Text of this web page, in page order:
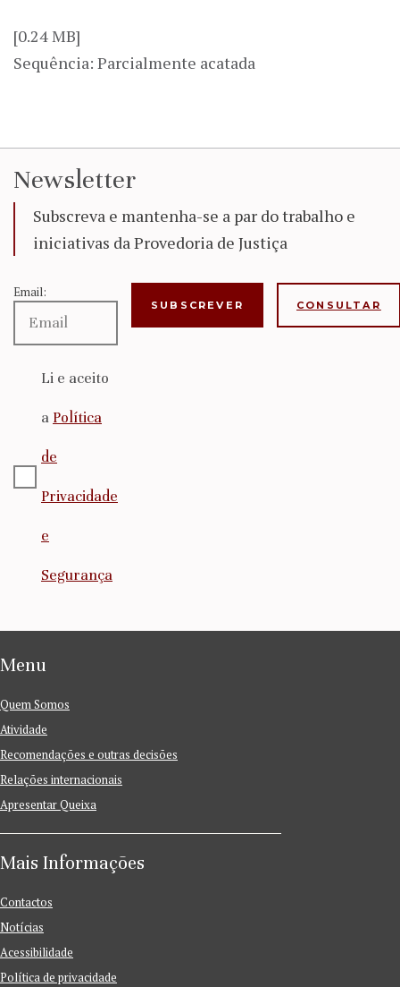
[0.24 MB]
Sequência: Parcialmente acatada
Newsletter
Subscreva e mantenha-se a par do trabalho e
iniciativas da Provedoria de Justiça
Email:
Li e aceito
a Política
de
Privacidade
e
Segurança
CONSULTAR
Menu
Quem Somos
Atividade
Recomendações e outras decisões
Relações internacionais
Apresentar Queixa
Mais Informações
Contactos
Notícias
Acessibilidade
Política de privacidade